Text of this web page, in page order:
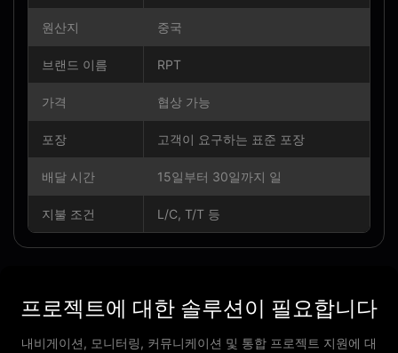
원산지 중국
브랜드 이름 RPT
가격 협상 가능
포장 고객이 요구하는 표준 포장
배달 시간 15일부터 30일까지 일
지불 조건 L/C, T/T 등
프로젝트에 대한 솔루션이 필요합니다
내비게이션, 모니터링, 커뮤니케이션 및 통합 프로젝트 지원에 대